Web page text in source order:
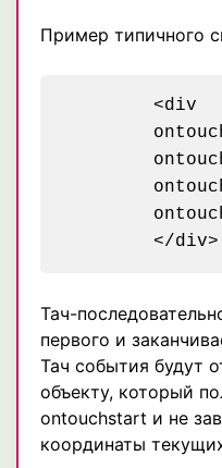
Пример типичного
Тач-
первого и
Тач события будут
объекту, который
ontouchstart и не
координаты